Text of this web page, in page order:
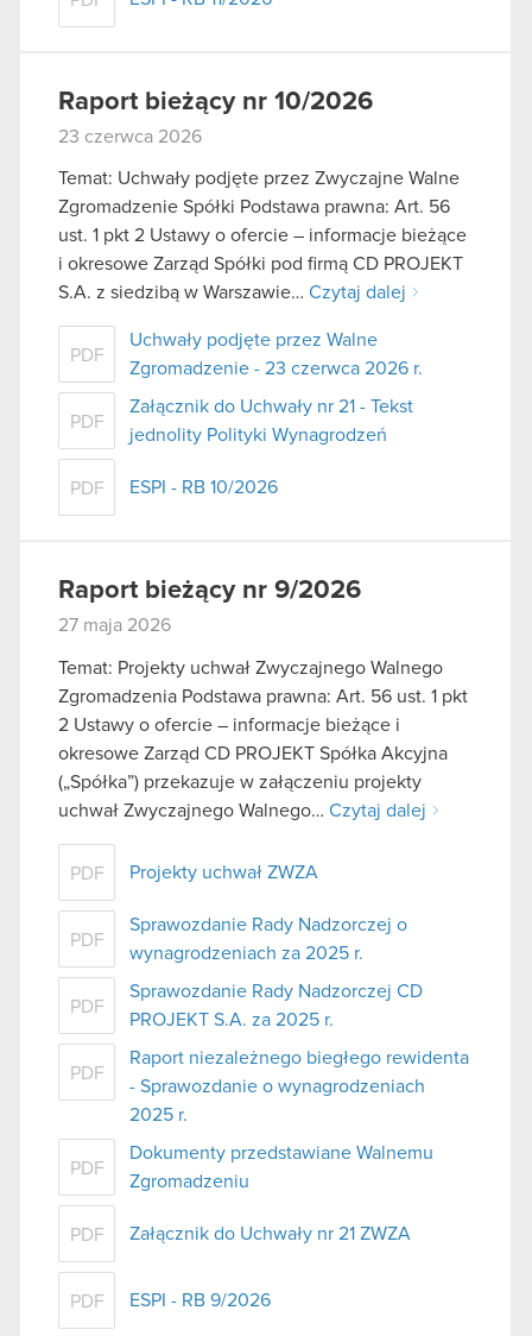
Raport bieżący nr 10/2026
23 czerwca 2026
Temat: Uchwały podjęte przez Zwyczajne Walne
Zgromadzenie Spółki Podstawa prawna: Art. 56
ust. 1 pkt 2 Ustawy o ofercie – informacje bieżące
i okresowe Zarząd Spółki pod firmą CD PROJEKT
S.A. z siedzibą w Warszawie… Czytaj dalej
PDF
Uchwały podjęte przez Walne
Zgromadzenie - 23 czerwca 2026 r.
PDF
Załącznik do Uchwały nr 21 - Tekst
jednolity Polityki Wynagrodzeń
PDF ESPI - RB 10/2026
Raport bieżący nr 9/2026
27 maja 2026
Temat: Projekty uchwał Zwyczajnego Walnego
Zgromadzenia Podstawa prawna: Art. 56 ust. 1 pkt
2 Ustawy o ofercie – informacje bieżące i
okresowe Zarząd CD PROJEKT Spółka Akcyjna
(„Spółka”) przekazuje w załączeniu projekty
uchwał Zwyczajnego Walnego… Czytaj dalej
PDF Projekty uchwał ZWZA
PDF
Sprawozdanie Rady Nadzorczej o
wynagrodzeniach za 2025 r.
PDF
Sprawozdanie Rady Nadzorczej CD
PROJEKT S.A. za 2025 r.
PDF
Raport niezależnego biegłego rewidenta
- Sprawozdanie o wynagrodzeniach
2025 r.
PDF
Dokumenty przedstawiane Walnemu
Zgromadzeniu
PDF Załącznik do Uchwały nr 21 ZWZA
PDF ESPI - RB 9/2026